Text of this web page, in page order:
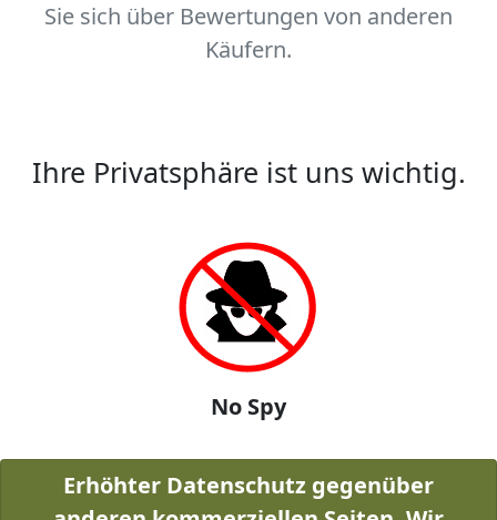
Sie sich über Bewertungen von anderen
Käufern.
Ihre Privatsphäre ist uns wichtig.
No Spy
Erhöhter Datenschutz gegenüber